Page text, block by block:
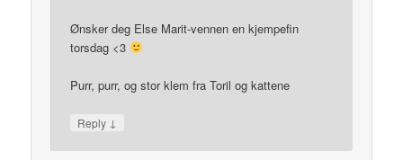
Ønsker deg Else Marit-vennen en kjempefin
torsdag <3
Purr, purr, og stor klem fra Toril og kattene
Reply ↓